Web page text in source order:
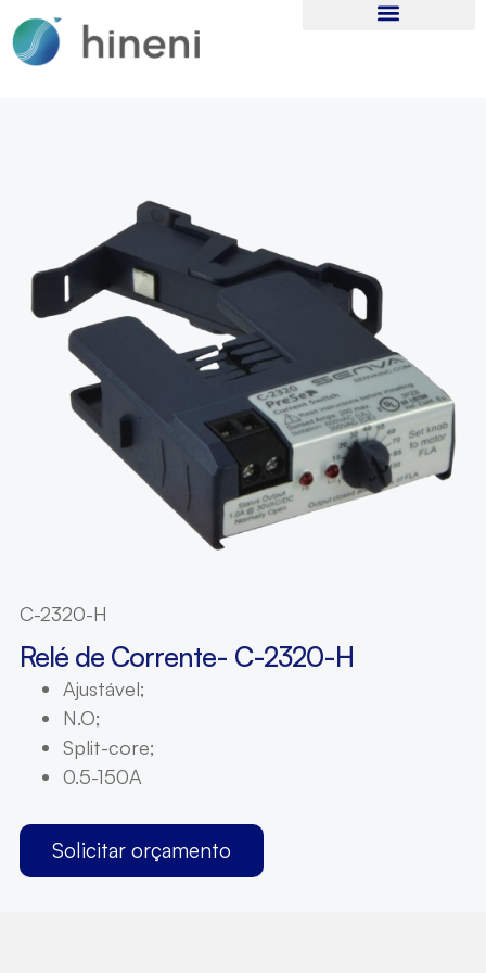
C-2320-H
Relé de Corrente- C-2320-H
Ajustável;
N.O;
Split-core;
0.5-150A
Solicitar orçamento